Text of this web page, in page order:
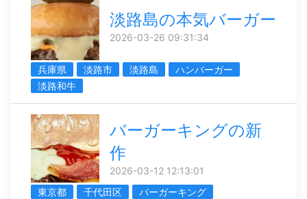
淡路島の本気バーガー
2026-03-26 09:31:34
兵庫県 淡路市 淡路島
ハンバーガー
淡路和牛
バーガーキングの新
作
2026-03-12 12:13:01
東京都
千代田区
バーガーキング